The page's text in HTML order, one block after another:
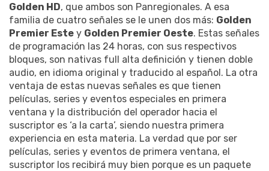
Golden HD, que ambos son Panregionales. A esa
familia de cuatro señales se le unen dos más: Golden
Premier Este y Golden Premier Oeste. Estas señales
de programación las 24 horas, con sus respectivos
bloques, son nativas full alta definición y tienen doble
audio, en idioma original y traducido al español. La otra
ventaja de estas nuevas señales es que tienen
películas, series y eventos especiales en primera
ventana y la distribución del operador hacia el
suscriptor es ‘a la carta’, siendo nuestra primera
experiencia en esta materia. La verdad que por ser
películas, series y eventos de primera ventana, el
suscriptor los recibirá muy bien porque es un paquete